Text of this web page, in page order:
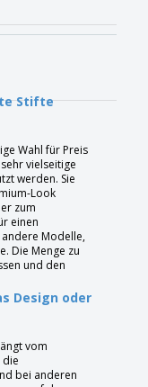
Stifte
Wahl für Preis
vielseitige
werden. Sie
Look
zum
einen
Modelle,
Die Menge zu
und den
Design oder
vom
die
bei anderen